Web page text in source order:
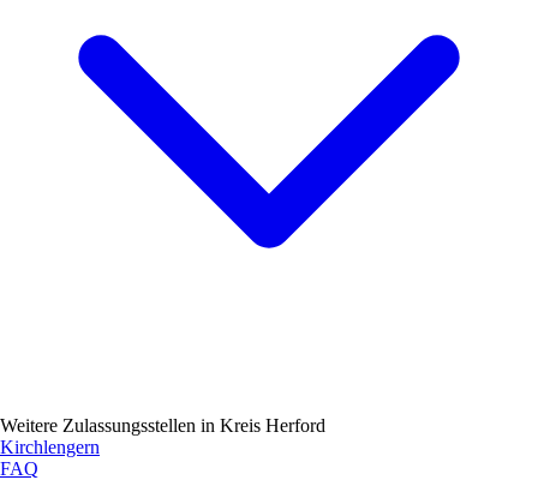
Weitere Zulassungsstellen in Kreis Herford
Kirchlengern
FAQ